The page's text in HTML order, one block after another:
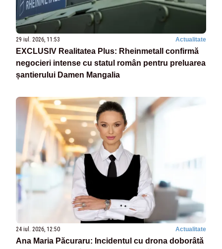
29 iul. 2026, 11:53 Actualitate
EXCLUSIV Realitatea Plus: Rheinmetall confirmă
negocieri intense cu statul român pentru preluarea
șantierului Damen Mangalia
24 iul. 2026, 12:50 Actualitate
Ana Maria Păcuraru: Incidentul cu drona doborâtă